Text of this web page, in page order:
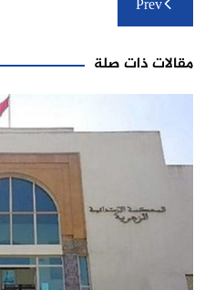
Prev
مقالات ذات صلة